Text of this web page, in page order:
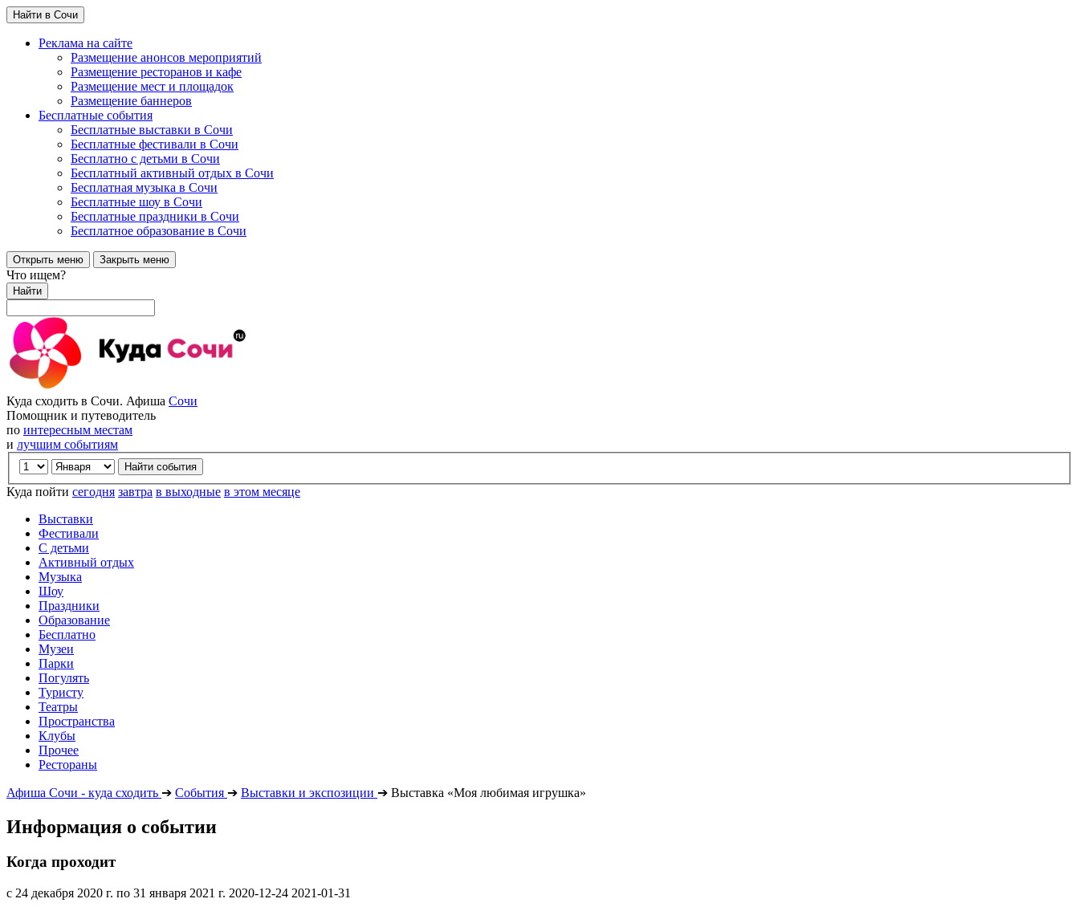
Найти в Сочи
Реклама на сайте
Размещение анонсов мероприятий
Размещение ресторанов и кафе
Размещение мест и площадок
Размещение баннеров
Бесплатные события
Бесплатные выставки в Сочи
Бесплатные фестивали в Сочи
Бесплатно с детьми в Сочи
Бесплатный активный отдых в Сочи
Бесплатная музыка в Сочи
Бесплатные шоу в Сочи
Бесплатные праздники в Сочи
Бесплатное образование в Сочи
Открыть меню Закрыть меню
Что ищем?
Найти
Куда сходить в Сочи. Афиша Сочи
Помощник и путеводитель
по интересным местам
и лучшим событиям
Куда пойти сегодня завтра в выходные в этом месяце
Выставки
Фестивали
С детьми
Активный отдых
Музыка
Шоу
Праздники
Образование
Бесплатно
Музеи
Парки
Погулять
Туристу
Театры
Пространства
Клубы
Прочее
Рестораны
Афиша Сочи - куда сходить ➔ События ➔ Выставки и экспозиции ➔ Выставка «Моя любимая игрушка»
Информация о событии
Когда проходит
с 24 декабря 2020 г. по 31 января 2021 г. 2020-12-24 2021-01-31